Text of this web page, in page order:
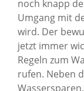
noch knapp
Umgang mit
wird. Der
jetzt immer
Regeln zum
rufen. Neben